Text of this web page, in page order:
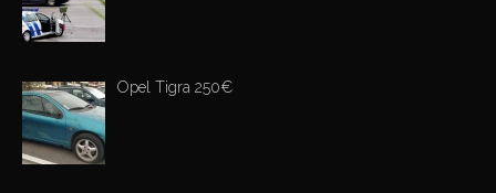
Opel Tigra 250€